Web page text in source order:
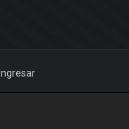
Ingresar